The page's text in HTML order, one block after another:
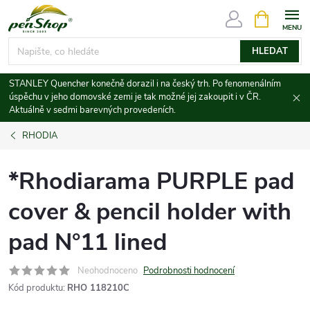
na
obsah
HLEDAT
NÁKUPNÍ
KOŠÍK
STANLEY Quencher konečně dorazil i na český trh. Po fenomenálním
úspěchu v jeho domovské zemi je tak možné jej zakoupit i v ČR.
Aktuálně v sedmi barevných provedeních.
RHODIA
*Rhodiarama PURPLE pad
cover & pencil holder with
pad N°11 lined
Neohodnoceno Podrobnosti hodnocení
Kód produktu: RHO 118210C